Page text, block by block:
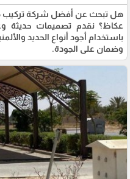
هل تبحث عن أفضل شركة تركيب
عكاظ؟ نقدم تصميمات حديثة
باستخدام أجود أنواع الحديد
وضمان على الجودة.